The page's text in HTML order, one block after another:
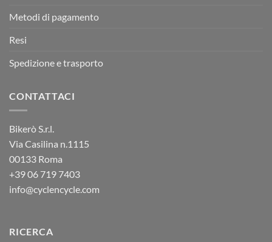
Metodi di pagamento
Resi
Spedizione e trasporto
CONTATTACI
Bikerò S.r.l.
Via Casilina n.1115
00133 Roma
+3906 719 7403
info@cyclencycle.com
RICERCA